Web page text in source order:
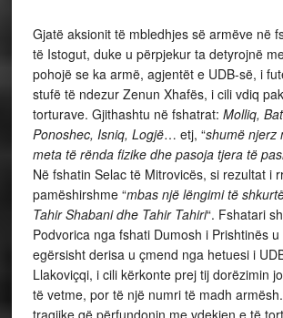
Gjatë aksionit të mbledhjes së armëve në
të Istogut, duke u përpjekur ta detyrojnë
pohojë se ka armë, agjentët e UDB-së, i
stufë të ndezur Zenun Xhafës, i cili vdiq
torturave. Gjithashtu në fshatrat: Molliq,
Ponoshec, Isniq, Logjë… etj, “shumë njerz
meta të rënda fizike dhe pasoja tjera të
Në fshatin Selac të Mitrovicës, si rezultat i
pamëshirshme “mbas një lëngimi të
Tahir Shabani dhe Tahir Tahiri“. Fshatari
Podvorica nga fshati Dumosh i Prishtinës
egërsisht derisa u çmend nga hetuesi i
Llakoviçqi, i cili kërkonte prej tij dorëzimin
të vetme, por të një numri të madh
tragjike që përfundonin me vdekjen e të